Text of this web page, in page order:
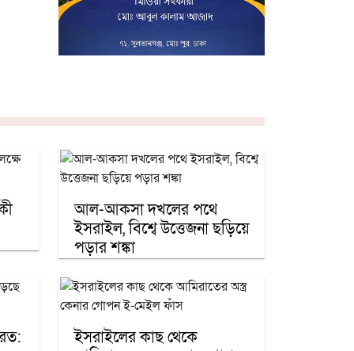
আল-আকসা দখলের পথে
ইসরাইল, বিশ্বে উত্তেজনা ছড়িয়ে
পড়ার শঙ্কা
ইসরাইলের কাছ থেকে